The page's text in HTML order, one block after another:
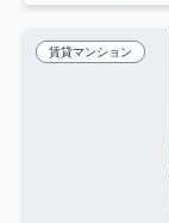
賃貸マンション